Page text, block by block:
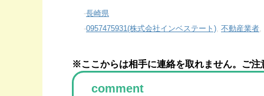
-長崎県
-0957475931(株式会社インベステート), 不動産業者,
※ここからは相手に連絡を取れません。ご注
comment